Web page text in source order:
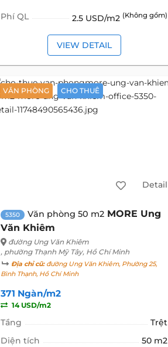
Phí QL 2.5 USD/m2 (Không gồm)
VIEW DETAIL
VĂN PHÒNG CHO THUÊ
Detail
5350 Văn phòng 50 m2 MORE Ung
Văn Khiêm
đường Ung Văn Khiêm
, phường Thạnh Mỹ Tây, Hồ Chí Minh
Địa chỉ cũ:đường Ung Văn Khiêm, Phường 25,
Bình Thạnh, Hồ Chí Minh
371 Ngàn/m2
14 USD/m2
Tầng
Trệt
Diện tích
50 m2